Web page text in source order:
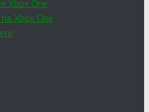
Xbox One
Xbox One